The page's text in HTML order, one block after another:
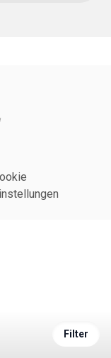
Filter